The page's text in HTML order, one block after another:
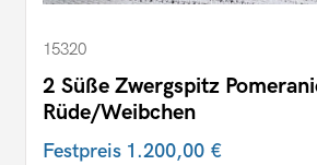
15320
2 Süße Zwergspitz
Rüde/Weibchen
Festpreis 1.200,00 €